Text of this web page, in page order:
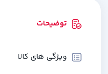
توضیحات
ویژگی های کالا